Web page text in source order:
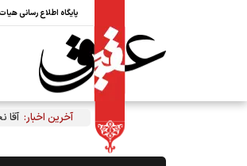
پایگاه اطلاع رسانی
آخرین اخبار: آقا